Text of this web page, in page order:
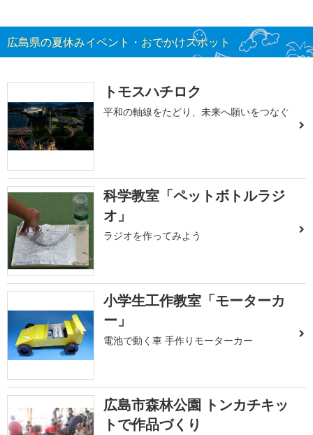
広島県の夏休みイベント・おでかけスポット
トモスハチロク
平和の軸線をたどり、未来へ願いをつなぐ
科学教室「ペットボトルラジ
オ」
ラジオを作ってみよう
小学生工作教室「モーターカ
ー」
電池で動く車 手作りモーターカー
広島市森林公園 トンカチキッ
トで作品づくり